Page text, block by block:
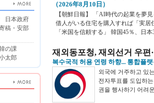
日本政府
稿・安部
の課
太郎
（2026年8月10日）
【朝鮮日報】 「AI時代の起業を夢
借人がいる住宅を購入すれば「実
「米国を信頼する」 韓国45％、日
재외동포청, 재외선거 우편
복수국적 허용 연령 하향... 통합플
외국에 거주하고 있
전자투표를 도입하
권을 행사하기 어려